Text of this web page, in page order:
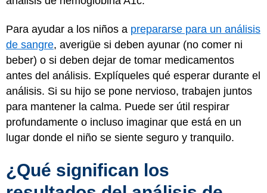
Para ayudar a los niños a prepararse para un análisis
de sangre, averigüe si deben ayunar (no comer ni
beber) o si deben dejar de tomar medicamentos
antes del análisis. Explíqueles qué esperar durante el
análisis. Si su hijo se pone nervioso, trabajen juntos
para mantener la calma. Puede ser útil respirar
profundamente o incluso imaginar que está en un
lugar donde el niño se siente seguro y tranquilo.
¿Qué significan los